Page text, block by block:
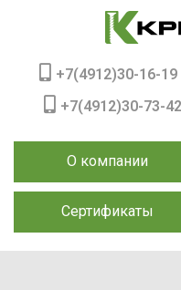
О компании
Сертификаты
+7(4912)30-16-19
+7(4912)30-73-42